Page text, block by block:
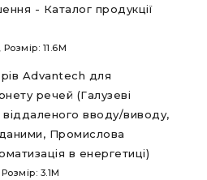
- Каталог продукції
11.6M
Advantech для
речей (Галузеві
вводу/виводу,
даними, Промислова
в енергетиці)
3.1M